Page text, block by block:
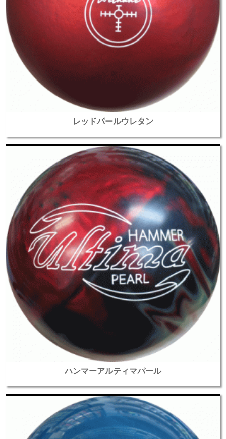
レッドパールウレタン
ハンマーアルティマパール